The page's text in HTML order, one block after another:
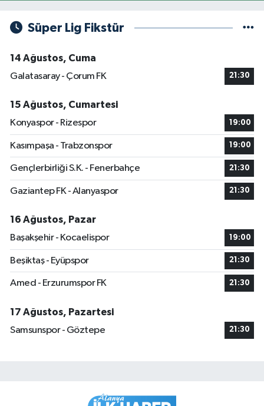
Süper Lig Fikstür
14 Ağustos, Cuma
Galatasaray - Çorum FK
21:30
15 Ağustos, Cumartesi
Konyaspor - Rizespor
19:00
Kasımpaşa - Trabzonspor 19:00
Gençlerbirliği S.K. - Fenerbahçe 21:30
Gaziantep FK - Alanyaspor 21:30
16 Ağustos, Pazar
Başakşehir - Kocaelispor
19:00
Beşiktaş - Eyüpspor 21:30
Amed - Erzurumspor FK 21:30
17 Ağustos, Pazartesi
Samsunspor - Göztepe
21:30